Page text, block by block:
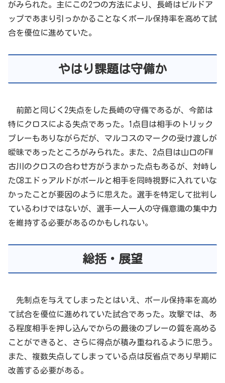
がみられた。主にこの2つの方法により、長崎はビルドア
ップであまり引っかかることなくボール保持率を高めて試
合を優位に進めていた。
やはり課題は守備か
前節と同じく2失点をした長崎の守備であるが、今節は
特にクロスによる失点であった。1点目は相手のトリック
プレーもありながらだが、マルコスのマークの受け渡しが
曖昧であったところがみられた。また、2点目は山口のFW
古川のクロスの合わせ方がうまかった点もあるが、対峙し
たCBエドゥアルドがボールと相手を同時視野に入れていな
かったことが要因のように思えた。選手を特定して批判し
ているわけではないが、選手一人一人の守備意識の集中力
を維持する必要があるのかもしれない。
総括・展望
先制点を与えてしまったとはいえ、ボール保持率を高め
て試合を優位に進めれていた試合であった。攻撃では、あ
る程度相手を押し込んでからの最後のプレーの質を高める
ことができると、さらに得点が積み重ねれるように思う。
また、複数失点してしまっている点は反省点であり早期に
改善する必要がある。